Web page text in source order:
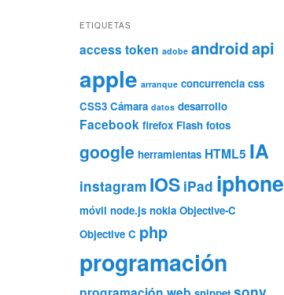
ETIQUETAS
access token adobe androidapi
apple arranque concurrencia css
CSS3 Cámara datos desarrollo
Facebook firefox Flash fotos
google herramientas HTML5 IA
instagram IOS iPad iphone
móvil node.js nokia Objective-C
Objective C php
programación